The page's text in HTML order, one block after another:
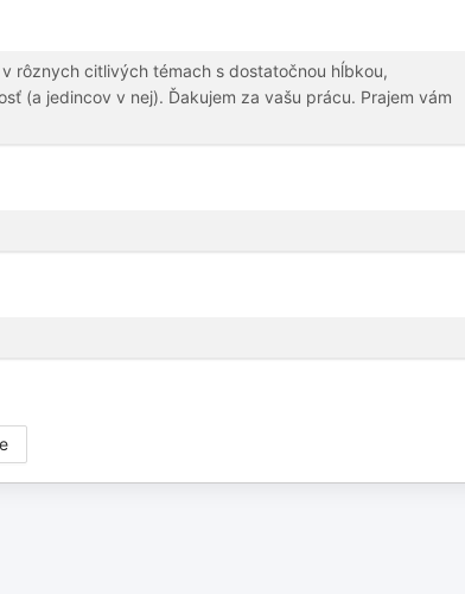
rôznych citlivých témach s dostatočnou hĺbkou,
(a jedincov v nej). Ďakujem za vašu prácu. Prajem vám